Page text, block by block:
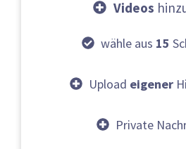
Videos
wähle aus 15
Upload eigener
Private